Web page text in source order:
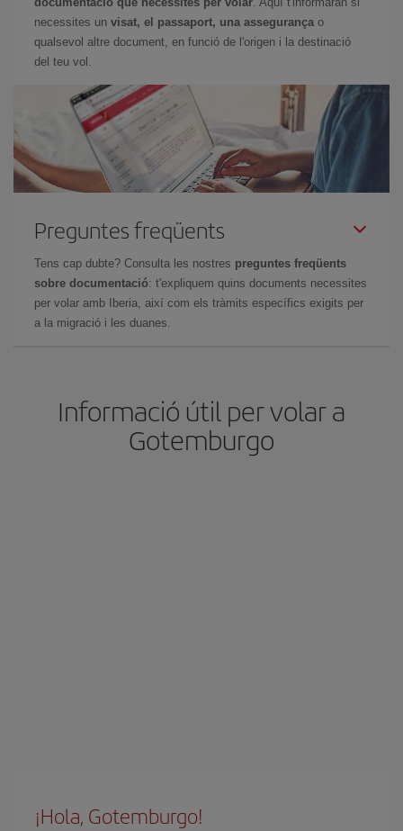
necessites un visat, el passaport, una assegurança o
qualsevol altre document, en funció de l'origen i la destinació
del teu vol.
Preguntes freqüents
Tens cap dubte? Consulta les nostres preguntes freqüents
sobre documentació: t'expliquem quins documents necessites
per volar amb Iberia, així com els tràmits específics exigits per
a la migració i les duanes.
Informació útil per volar a
Gotemburgo
¡Hola, Gotemburgo!